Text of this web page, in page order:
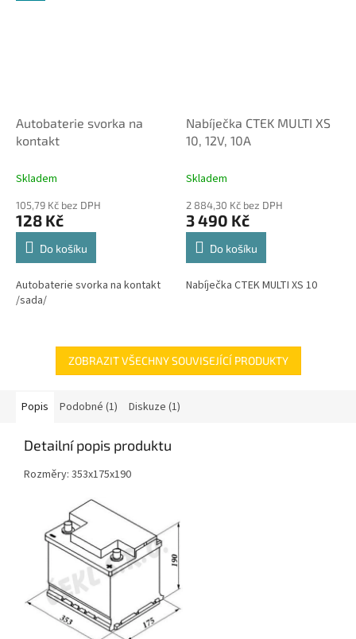
Autobaterie svorka na
kontakt
Skladem
105,79 Kč bez DPH
128 Kč
Do košíku
Autobaterie svorka na kontakt
/sada/
Nabíječka CTEK MULTI XS
10, 12V, 10A
Skladem
2 884,30 Kč bez DPH
3 490 Kč
Do košíku
Nabíječka CTEK MULTI XS 10
ZOBRAZIT VŠECHNY SOUVISEJÍCÍ PRODUKTY
Popis Podobné (1) Diskuze (1)
Detailní popis produktu
Rozměry: 353x175x190